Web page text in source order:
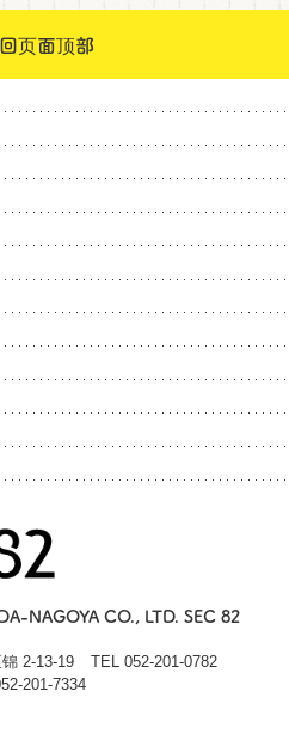
页面顶部
NAGOYA CO., LTD. SEC 82
2-13-19 TEL 052-201-0782
201-7334